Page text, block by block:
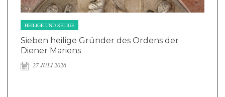
HEILIGE UND SELIGE
Sieben heilige Gründer des Ordens der
Diener Mariens
27 JULI 2026